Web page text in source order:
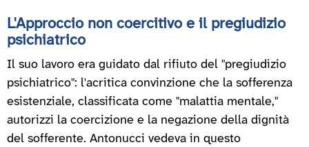
L'Approccio non coercitivo e il pregiudizio
psichiatrico
Il suo lavoro era guidato dal rifiuto del "pregiudizio
psichiatrico": l'acritica convinzione che la sofferenza
esistenziale, classificata come "malattia mentale,"
autorizzi la coercizione e la negazione della dignità
del sofferente. Antonucci vedeva in questo